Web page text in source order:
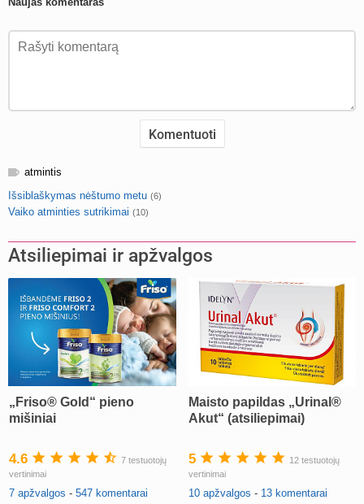
atmintis
Išsiblaškymas nėštumo metu (6)
Vaiko atminties sutrikimai (10)
Atsiliepimai ir apžvalgos
„Friso® Gold“ pieno
mišiniai
4.6
7 testuotojų
vertinimai
7 apžvalgos - 547 komentarai
Maisto papildas „Urinal®
Akut“ (atsiliepimai)
5
12 testuotojų
vertinimai
10 apžvalgos - 13 komentarai